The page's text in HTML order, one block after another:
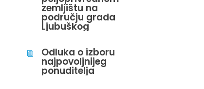
zemljištu na
području grada
Ljubuškog
i Odluka o izboru
najpovoljnijeg
ponuditelja